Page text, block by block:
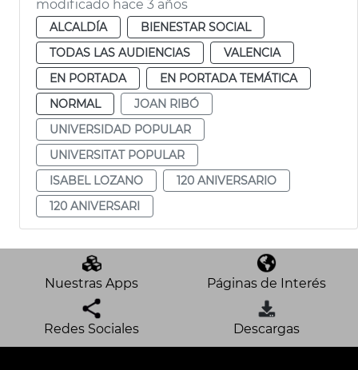
modificado hace 3 años
ALCALDÍA
BIENESTAR SOCIAL
TODAS LAS AUDIENCIAS
VALENCIA
EN PORTADA
EN PORTADA TEMÁTICA
NORMAL
JOAN RIBÓ
UNIVERSIDAD POPULAR
UNIVERSITAT POPULAR
ISABEL LOZANO
120 ANIVERSARIO
120 ANIVERSARI
Nuestras Apps Páginas de Interés
Redes Sociales Descargas